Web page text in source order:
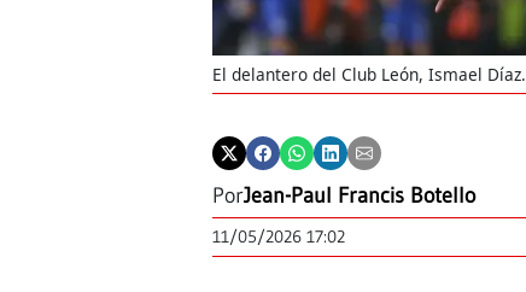
El delantero del Club León, Ismael Díaz.
PorJean-Paul Francis Botello
11/05/2026 17:02